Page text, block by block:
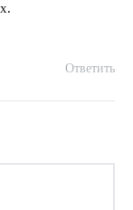
Ответить